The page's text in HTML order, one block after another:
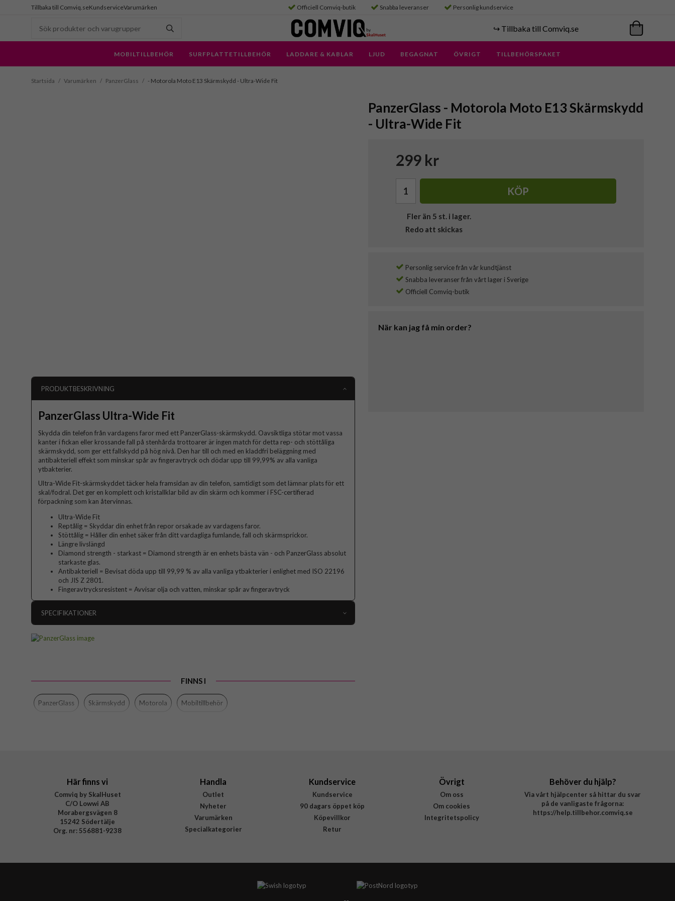
Tillbaka till Comviq.seKundserviceVarumärken Officiell Comviq-butik Snabba leveranser Personlig kundservice
↪️ Tillbaka till Comviq.se
MOBILTILLBEHÖR SURFPLATTETILLBEHÖR LADDARE & KABLAR LJUD BEGAGNAT ÖVRIGT TILLBEHÖRSPAKET
Startsida / Varumärken / PanzerGlass / - Motorola Moto E13 Skärmskydd - Ultra-Wide Fit
PanzerGlass - Motorola Moto E13 Skärmskydd
- Ultra-Wide Fit
299 kr
KÖP
Fler än 5 st. i lager.
Redo att skickas
Personlig service från vår kundtjänst
Snabba leveranser från vårt lager i Sverige
Officiell Comviq-butik
När kan jag få min order?
PRODUKTBESKRIVNING
PanzerGlass Ultra-Wide Fit
Skydda din telefon från vardagens faror med ett PanzerGlass-skärmskydd. Oavsiktliga stötar mot vassa
kanter i fickan eller krossande fall på stenhårda trottoarer är ingen match för detta rep- och stöttåliga
skärmskydd, som ger ett fallskydd på hög nivå. Den har till och med en kladdfri beläggning med
antibakteriell effekt som minskar spår av fingeravtryck och dödar upp till 99,99% av alla vanliga
ytbakterier.
Ultra-Wide Fit-skärmskyddet täcker hela framsidan av din telefon, samtidigt som det lämnar plats för ett
skal/fodral. Det ger en komplett och kristallklar bild av din skärm och kommer i FSC-certifierad
förpackning som kan återvinnas.
Ultra-Wide Fit
Reptålig = Skyddar din enhet från repor orsakade av vardagens faror.
Stöttålig = Håller din enhet säker från ditt vardagliga fumlande, fall och skärmsprickor.
Längre livslängd
Diamond strength - starkast = Diamond strength är en enhets bästa vän - och PanzerGlass absolut
starkaste glas.
Antibakteriell = Bevisat döda upp till 99,99 % av alla vanliga ytbakterier i enlighet med ISO 22196
och JIS Z 2801.
Fingeravtrycksresistent = Avvisar olja och vatten, minskar spår av fingeravtryck
SPECIFIKATIONER
Färg
Genomskinlig
Material
FINNS I
PanzerGlass Skärmskydd Motorola Mobiltillbehör
Här finns vi
Comviq by SkalHuset
C/O Lowwi AB
Morabergsvägen 8
15242 Södertälje
Org. nr: 556881-9238
Handla
Outlet
Nyheter
Varumärken
Specialkategorier
Kundservice
Kundservice
90 dagars öppet köp
Köpevillkor
Retur
Övrigt
Om oss
Om cookies
Integritetspolicy
Behöver du hjälp?
Via vårt hjälpcenter så hittar du svar
på de vanligaste frågorna:
https://help.tillbehor.comviq.se